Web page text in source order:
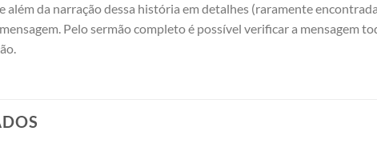
além da narração dessa história em detalhes (raramente
Pelo sermão completo é possível verificar a mensagem